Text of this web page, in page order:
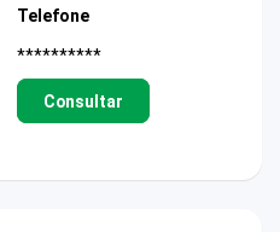
Telefone
**********
Consultar